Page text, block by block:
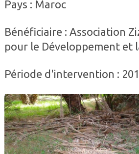
Pays : Maroc
Bénéficiaire : Association
pour le Développement et
Période d'intervention :